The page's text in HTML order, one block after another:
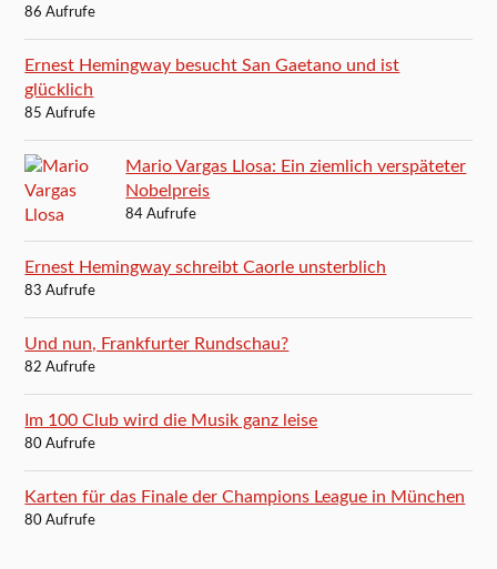
86 Aufrufe
Ernest Hemingway besucht San Gaetano und ist
glücklich
85 Aufrufe
Mario Vargas Llosa: Ein ziemlich verspäteter
Nobelpreis
84 Aufrufe
Ernest Hemingway schreibt Caorle unsterblich
83 Aufrufe
Und nun, Frankfurter Rundschau?
82 Aufrufe
Im 100 Club wird die Musik ganz leise
80 Aufrufe
Karten für das Finale der Champions League in München
80 Aufrufe